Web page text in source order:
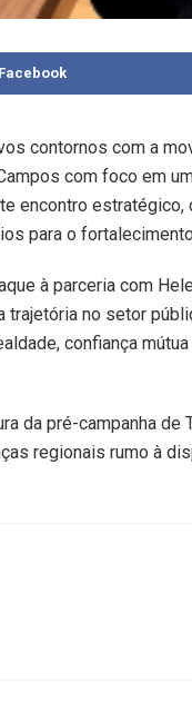
contornos com a
com foco em
encontro
para o
à parceria com
no setor
confiança
da pré-campanha de
regionais rumo à